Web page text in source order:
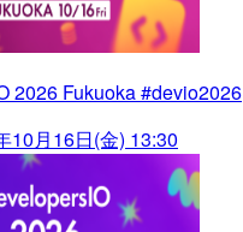
2026 Fukuoka #devio2026
10月16日(金) 13:30